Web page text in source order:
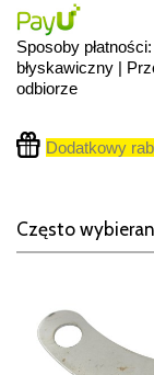
Sposoby
błyskawiczny |
odbiorze
Dodatkowy
Często